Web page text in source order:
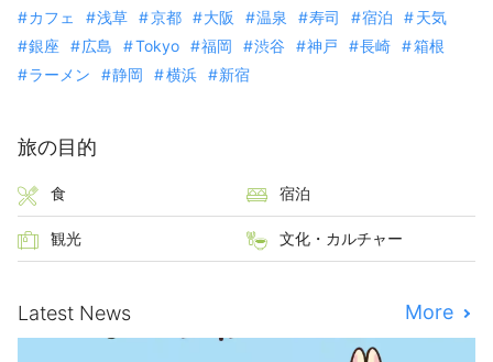
カフェ 浅草 京都 大阪 温泉 寿司 宿泊
天気
銀座
広島 Tokyo 福岡 渋谷 神戸 長崎
箱根
ラーメン
静岡 横浜 新宿
旅の目的
食 宿泊
観光 文化・カルチャー
Latest News More